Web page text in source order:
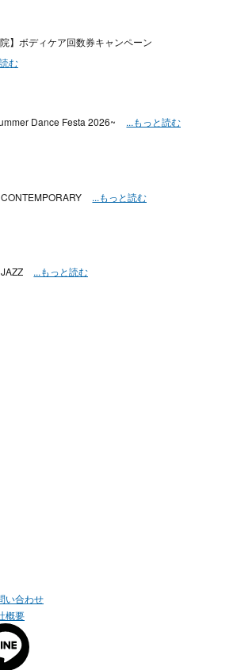
院】ボディケア回数券キャンペーン
む
Dance Festa 2026~ ...もっと読む
...もっと読む
...もっと読む
い合わせ
概要